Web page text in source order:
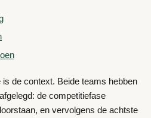
de context. Beide teams hebben
de competitiefase
en vervolgens de achtste